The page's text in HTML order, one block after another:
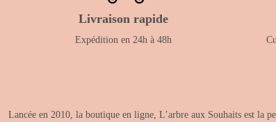
Livraison rapide
Expédition en 24h à 48h
Lancée en 2010, la boutique en ligne, L’arbre aux Souhaits est la